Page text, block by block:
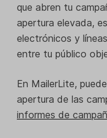
que abren tu
apertura elevada,
electrónicos y
entre tu público
En MailerLite,
apertura de las
informes de